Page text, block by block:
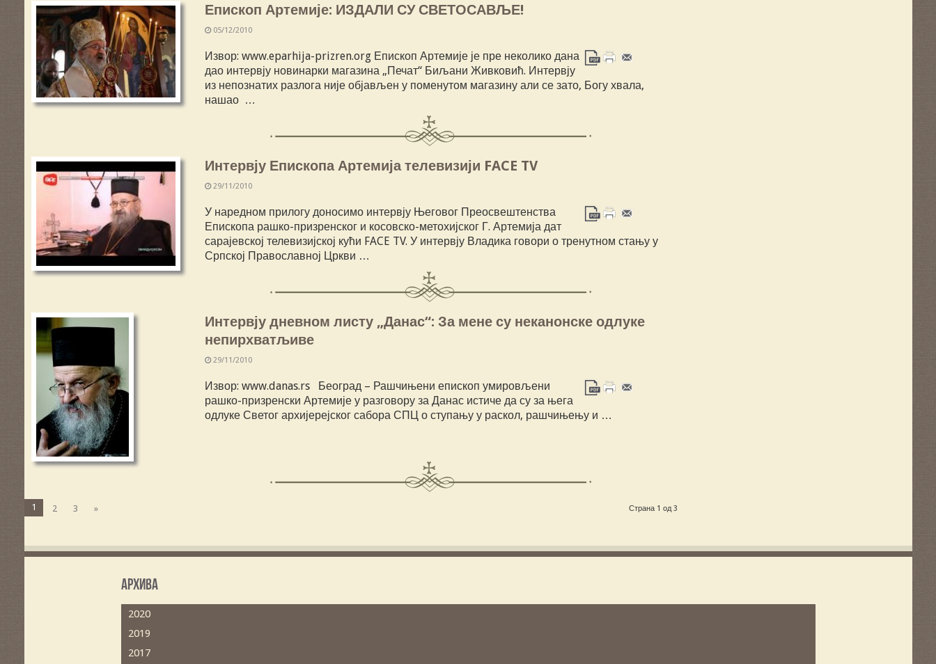
Епископ Артемије: ИЗДАЛИ СУ СВЕТОСАВЉЕ!
05/12/2010
Извор: www.eparhija-prizren.org Епископ Артемије је пре неколико дана
дао интервју новинарки магазина „Печат“ Биљани Живковић. Интервју
из непознатих разлога није објављен у поменутом магазину али се зато, Богу хвала,
нашао …
Интервју Епископа Артемија телевизији FACE TV
29/11/2010
У наредном прилогу доносимо интервју Његовог Преосвештенства
Епископа рашко-призренског и косовско-метохијског Г. Артемија дат
сарајевској телевизијској кући FACE TV. У интервју Владика говори о тренутном стању у
Српској Православној Цркви …
Интервју дневном листу „Данас“: За мене су неканонске одлуке
непирхватљиве
29/11/2010
Извор: www.danas.rs Београд – Рашчињени епископ умировљени
рашко-призренски Артемије у разговору за Данас истиче да су за њега
одлуке Светог архијерејског сабора СПЦ о ступању у раскол, рашчињењу и …
Страна 1 од 3
1 2 3 »
Архива
2020
2019
2017